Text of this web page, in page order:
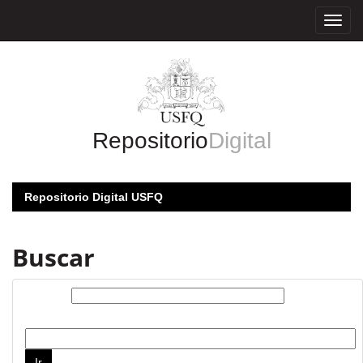
RepositorioDigital
Repositorio Digital USFQ
Buscar